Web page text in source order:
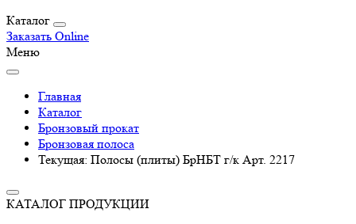
Каталог
Заказать Online
Меню
Главная
Каталог
Бронзовый прокат
Бронзовая полоса
Текущая: Полосы (плиты) БрНБТ г/к Арт. 2217
КАТАЛОГ ПРОДУКЦИИ